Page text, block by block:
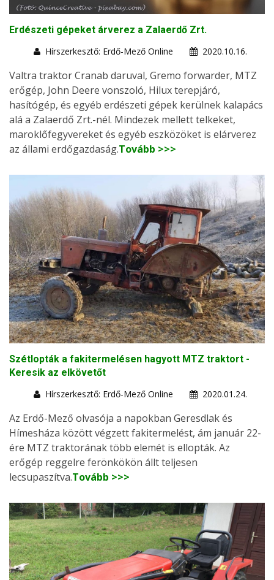
Erdészeti gépeket árverez a Zalaerdő Zrt.
Hírszerkesztő: Erdő-Mező Online
2020.10.16.
Valtra traktor Cranab daruval, Gremo forwarder, MTZ
erőgép, John Deere vonszoló, Hilux terepjáró,
hasítógép, és egyéb erdészeti gépek kerülnek kalapács
alá a Zalaerdő Zrt.-nél. Mindezek mellett telkeket,
maroklőfegyvereket és egyéb eszközöket is elárverez
az állami erdőgazdaság.Tovább >>>
Szétlopták a fakitermelésen hagyott MTZ traktort -
Keresik az elkövetőt
Hírszerkesztő: Erdő-Mező Online
2020.01.24.
Az Erdő-Mező olvasója a napokban Geresdlak és
Hímesháza között végzett fakitermelést, ám január 22-
ére MTZ traktorának több elemét is ellopták. Az
erőgép reggelre ferönkökön állt teljesen
lecsupaszítva.Tovább >>>